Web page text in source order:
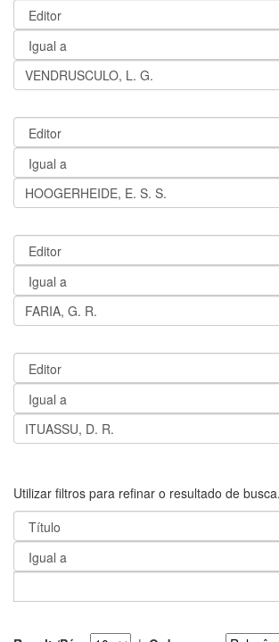
Utilizar filtros para refinar o resultado de busca.